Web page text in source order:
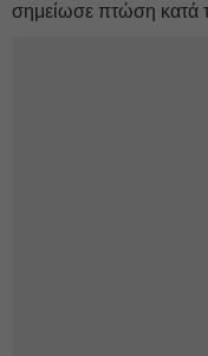
σημείωσε πτώση κατά